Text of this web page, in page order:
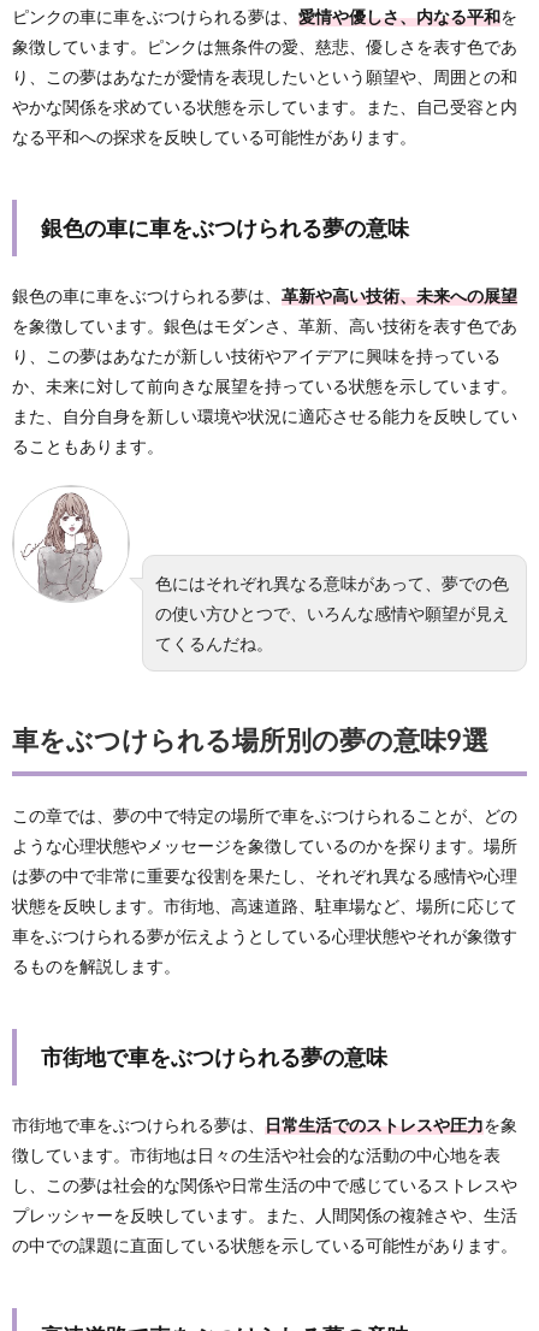
ピンクの車に車をぶつけられる夢は、 愛情や優しさ、内なる平和を
象徴しています。ピンクは無条件の愛、慈悲、優しさを表す色であ
り、この夢はあなたが愛情を表現したいという願望や、周囲との和
やかな関係を求めている状態を示しています。また、自己受容と内
なる平和への探求を反映している可能性があります。
銀色の車に車をぶつけられる夢の意味
銀色の車に車をぶつけられる夢は、 革新や高い技術、未来への展望
を象徴しています。銀色はモダンさ、革新、高い技術を表す色であ
り、この夢はあなたが新しい技術やアイデアに興味を持っている
か、未来に対して前向きな展望を持っている状態を示しています。
また、自分自身を新しい環境や状況に適応させる能力を反映してい
ることもあります。
色にはそれぞれ異なる意味があって、夢での色
の使い方ひとつで、いろんな感情や願望が見え
てくるんだね。
車をぶつけられる場所別の夢の意味9選
この章では、夢の中で特定の場所で車をぶつけられることが、どの
ような心理状態やメッセージを象徴しているのかを探ります。場所
は夢の中で非常に重要な役割を果たし、それぞれ異なる感情や心理
状態を反映します。市街地、高速道路、駐車場など、場所に応じて
車をぶつけられる夢が伝えようとしている心理状態やそれが象徴す
るものを解説します。
市街地で車をぶつけられる夢の意味
市街地で車をぶつけられる夢は、 日常生活でのストレスや圧力を象
徴しています。市街地は日々の生活や社会的な活動の中心地を表
し、この夢は社会的な関係や日常生活の中で感じているストレスや
プレッシャーを反映しています。また、人間関係の複雑さや、生活
の中での課題に直面している状態を示している可能性があります。